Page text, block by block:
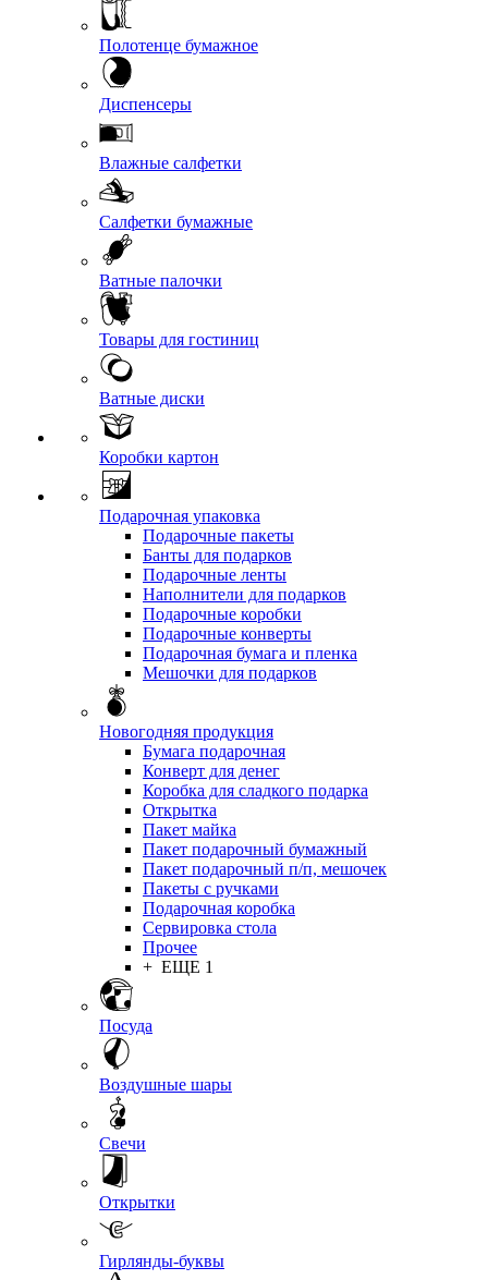
Полотенце бумажное
Диспенсеры
Влажные салфетки
Салфетки бумажные
Ватные палочки
Товары для гостиниц
Ватные диски
Коробки картон
Подарочная упаковка
Подарочные пакеты
Банты для подарков
Подарочные ленты
Наполнители для подарков
Подарочные коробки
Подарочные конверты
Подарочная бумага и пленка
Мешочки для подарков
Новогодняя продукция
Бумага подарочная
Конверт для денег
Коробка для сладкого подарка
Открытка
Пакет майка
Пакет подарочный бумажный
Пакет подарочный п/п, мешочек
Пакеты с ручками
Подарочная коробка
Сервировка стола
Прочее
+ ЕЩЕ 1
Посуда
Воздушные шары
Свечи
Открытки
Гирлянды-буквы